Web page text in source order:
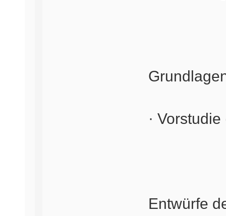
·
Entwürfe